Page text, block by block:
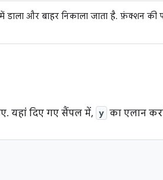
और बाहर निकाला जाता है. फ़ंक्शन की
यहां दिए गए सैंपल में, y का एलान